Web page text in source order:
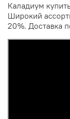
Каладиум
Широкий
20%. Доставка